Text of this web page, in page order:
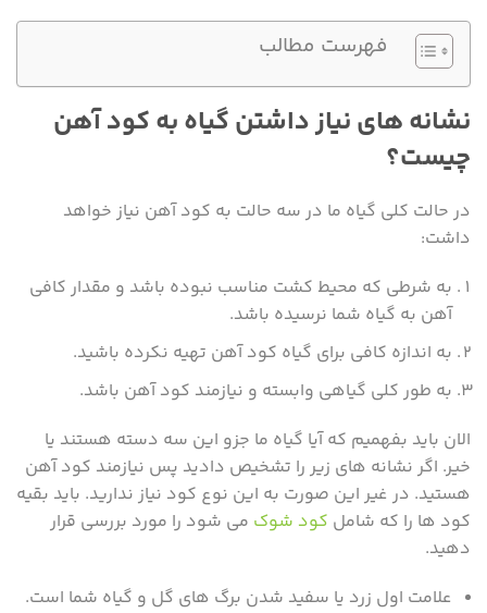
فهرست مطالب
نشانه های نیاز داشتن گیاه به کود آهن
چیست؟
در حالت کلی گیاه ما در سه حالت به کود آهن نیاز خواهد
داشت:
به شرطی که محیط کشت مناسب نبوده باشد و مقدار کافی
آهن به گیاه شما نرسیده باشد.
به اندازه کافی برای گیاه کود آهن تهیه نکرده باشید.
به طور کلی گیاهی وابسته و نیازمند کود آهن باشد.
الان باید بفهمیم که آیا گیاه ما جزو این سه دسته هستند یا
خیر. اگر نشانه های زیر را تشخیص دادید پس نیازمند کود آهن
هستید. در غیر این صورت به این نوع کود نیاز ندارید. باید بقیه
کود ها را که شامل کود شوک می شود را مورد بررسی قرار
دهید.
علامت اول زرد یا سفید شدن برگ های گل و گیاه شما است.